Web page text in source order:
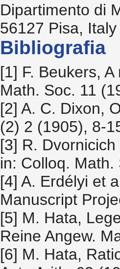
Dipartimento di
56127 Pisa, Italy
Bibliografia
[1] F. Beukers,
Math. Soc. 11
[2] A. C. Dixon,
(2) 2 (1905), 8-
[3] R.
in: Colloq.
[4] A. Erdélyi et
Manuscript
[5] M. Hata,
Reine Angew.
[6] M. Hata,